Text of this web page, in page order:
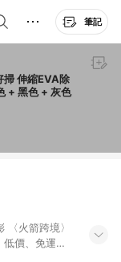
筆記
伸縮EVA除
x 28cm 1支 銀色 + 黑色 + 灰色
火箭跨境〉
低價、免運，